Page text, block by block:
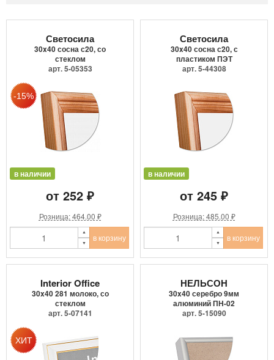
Светосила
30x40 сосна с20, со
стеклом
арт. 5-05353
в наличии
от 252 ₽
Розница: 464.00 ₽
в корзину
Светосила
30x40 сосна с20, с
пластиком ПЭТ
арт. 5-44308
в наличии
от 245 ₽
Розница: 485.00 ₽
в корзину
Interior Office
30x40 281 молоко, со
стеклом
арт. 5-07141
НЕЛЬСОН
30x40 серебро 9мм
алюминий ПН-02
арт. 5-15090